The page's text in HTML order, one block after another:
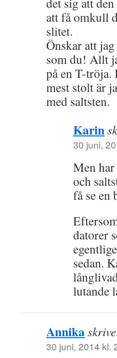
att få omkull
slitet.
Önskar att
som du! Allt
på en T-tröja.
mest stolt är
med saltsten.
Karin
30 juni,
Men
och
få se en
datorer
sedan.
lutande
Annika
30 juni, 2014 kl.